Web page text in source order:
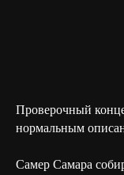
Проверочный
нормальным
Самер Самара